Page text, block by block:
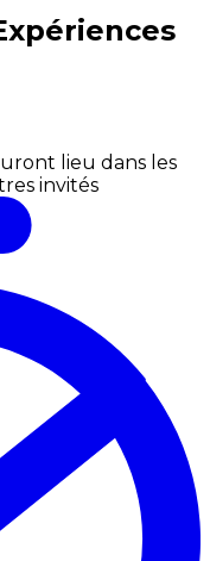
: Expériences
lieu dans les
invités